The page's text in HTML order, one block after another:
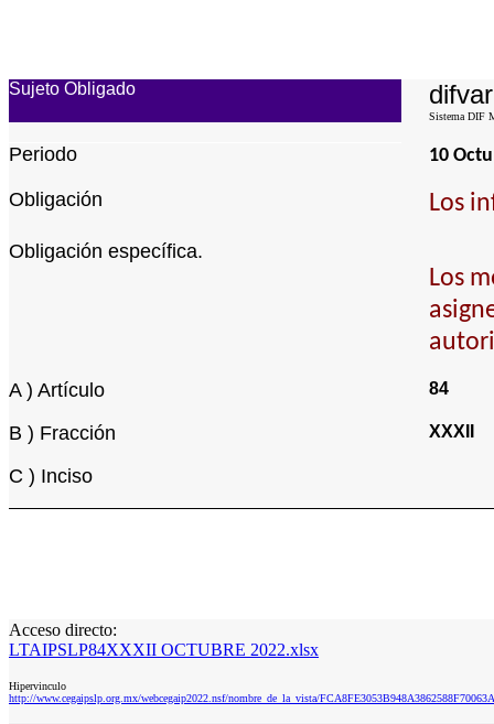
Sujeto Obligado
Sistema DIF
Periodo 10
Obligación Los
Obligación específica.
Los
A ) Artículo 84
B ) Fracción XXXII
C ) Inciso
Acceso directo:
LTAIPSLP84XXXII OCTUBRE 2022.xlsx
Hipervinculo
http://www.cegaipslp.org.mx/webcegaip2022.nsf/nombre_de_la_vista/